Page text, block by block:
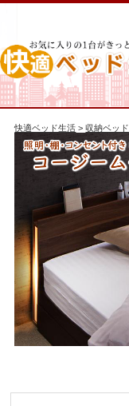
快適ベッド生活 >収納ベッド